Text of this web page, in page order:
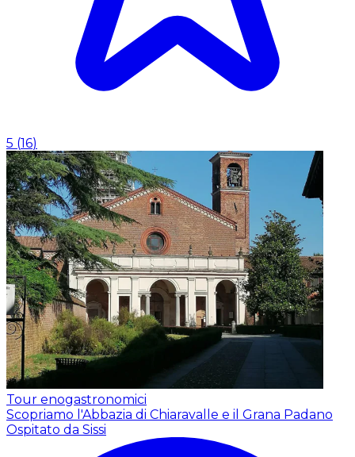
5 (16)
Tour enogastronomici
Scopriamo l'Abbazia di Chiaravalle e il Grana Padano
Ospitato da Sissi